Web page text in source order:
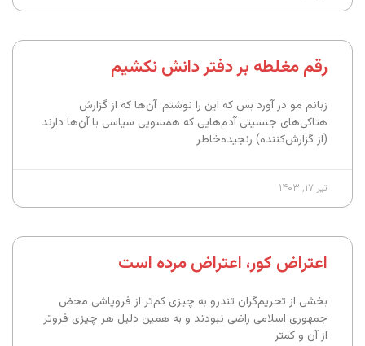
رقم مغلطه بر دفتر دانش نکشیم
زبانم مو در آورد بس که این را نوشتم: آن‌ها که از گزارش
هتاکی‌های جنسیتی آدم‌هایی که همسویی سیاسی با آن‌ها دارند
(از گزارش‌کننده) رنجیده‌خاطر
تیر ۱۷, ۱۴۰۳
اعتراض کور، اعتراض مرده است
بخشی از تحریم‌گران تندرو به چیزی کم‌تر از فروپاشی محض
جمهوری اسلامی راضی نبودند و به همین دلیل هر چیزی فروتر
از آن و کمتر